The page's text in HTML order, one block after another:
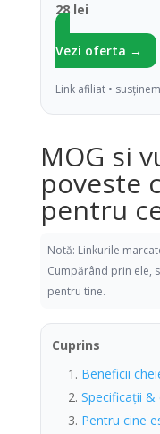
28 lei
Vezi oferta →
Link afiliat •
MOG si
poveste
pentru
Notă: Linkurile
Cumpărând prin ele,
pentru tine.
Cuprins
Beneficii
Specificații
Pentru cine